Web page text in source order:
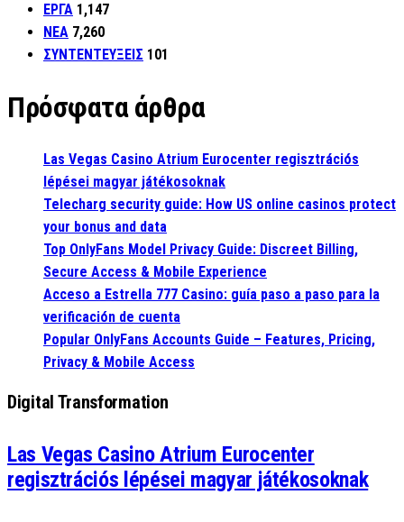
ΕΡΓΑ 1,147
ΝΕΑ 7,260
ΣΥΝΤΕΝΤΕΥΞΕΙΣ 101
Πρόσφατα άρθρα
Las Vegas Casino Atrium Eurocenter regisztrációs
lépései magyar játékosoknak
Telecharg security guide: How US online casinos protect
your bonus and data
Top OnlyFans Model Privacy Guide: Discreet Billing,
Secure Access & Mobile Experience
Acceso a Estrella 777 Casino: guía paso a paso para la
verificación de cuenta
Popular OnlyFans Accounts Guide – Features, Pricing,
Privacy & Mobile Access
Digital Transformation
Las Vegas Casino Atrium Eurocenter
regisztrációs lépései magyar játékosoknak